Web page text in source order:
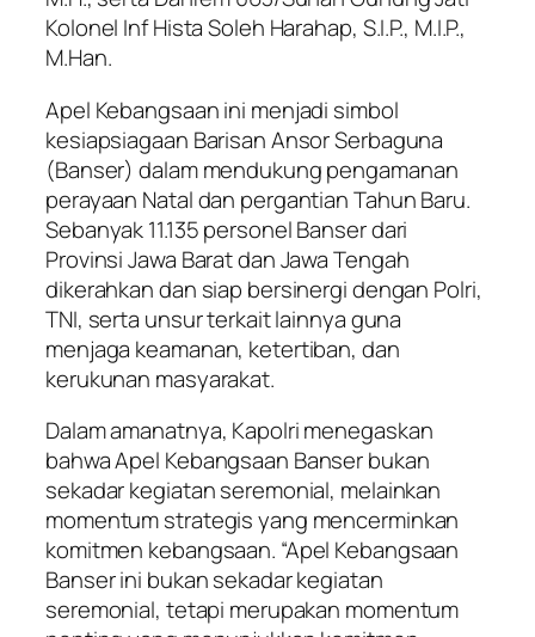
Kolonel Inf Hista Soleh Harahap, S.I.P., M.I.P.,
M.Han.
Apel Kebangsaan ini menjadi simbol
kesiapsiagaan Barisan Ansor Serbaguna
(Banser) dalam mendukung pengamanan
perayaan Natal dan pergantian Tahun Baru.
Sebanyak 11.135 personel Banser dari
Provinsi Jawa Barat dan Jawa Tengah
dikerahkan dan siap bersinergi dengan Polri,
TNI, serta unsur terkait lainnya guna
menjaga keamanan, ketertiban, dan
kerukunan masyarakat.
Dalam amanatnya, Kapolri menegaskan
bahwa Apel Kebangsaan Banser bukan
sekadar kegiatan seremonial, melainkan
momentum strategis yang mencerminkan
komitmen kebangsaan. “Apel Kebangsaan
Banser ini bukan sekadar kegiatan
seremonial, tetapi merupakan momentum